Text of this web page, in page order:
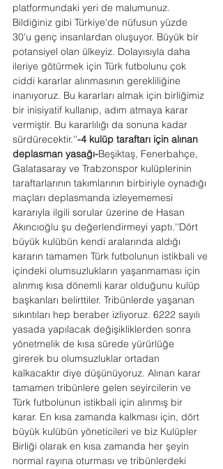
platformundaki yeri de malumunuz.
Bildiğiniz gibi Türkiye'de nüfusun yüzde
30'u genç insanlardan oluşuyor. Büyük bir
potansiyel olan ülkeyiz. Dolayısıyla daha
ileriye götürmek için Türk futbolunu çok
ciddi kararlar alınmasının gerekliliğine
inanıyoruz. Bu kararları almak için birliğimiz
bir inisiyatif kullanıp, adım atmaya karar
vermiştir. Bu kararlılığı da sonuna kadar
sürdürecektir.''-4 kulüp taraftarı için alınan
deplasman yasağı-Beşiktaş, Fenerbahçe,
Galatasaray ve Trabzonspor kulüplerinin
taraftarlarının takımlarının birbiriyle oynadığı
maçları deplasmanda izleyememesi
kararıyla ilgili sorular üzerine de Hasan
Akıncıoğlu şu değerlendirmeyi yaptı.''Dört
büyük kulübün kendi aralarında aldığı
kararın tamamen Türk futbolunun istikbali ve
içindeki olumsuzlukların yaşanmaması için
alınmış kısa dönemli karar olduğunu kulüp
başkanları belirttiler. Tribünlerde yaşanan
sıkıntıları hep beraber izliyoruz. 6222 sayılı
yasada yapılacak değişikliklerden sonra
yönetmelik de kısa sürede yürürlüğe
girerek bu olumsuzluklar ortadan
kalkacaktır diye düşünüyoruz. Alınan karar
tamamen tribünlere gelen seyircilerin ve
Türk futbolunun istikbali için alınmış bir
karar. En kısa zamanda kalkması için, dört
büyük kulübün yöneticileri ve biz Kulüpler
Birliği olarak en kısa zamanda her şeyin
normal rayına oturması ve tribünlerdeki